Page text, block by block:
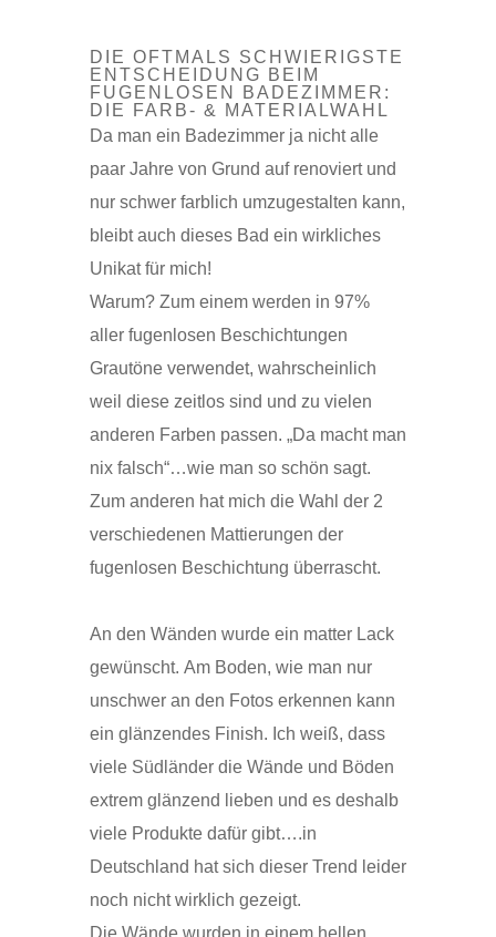
DIE OFTMALS SCHWIERIGSTE
ENTSCHEIDUNG BEIM
FUGENLOSEN BADEZIMMER:
DIE FARB- & MATERIALWAHL
Da man ein Badezimmer ja nicht alle
paar Jahre von Grund auf renoviert und
nur schwer farblich umzugestalten kann,
bleibt auch dieses Bad ein wirkliches
Unikat für mich!
Warum? Zum einem werden in 97%
aller fugenlosen Beschichtungen
Grautöne verwendet, wahrscheinlich
weil diese zeitlos sind und zu vielen
anderen Farben passen. „Da macht man
nix falsch“…wie man so schön sagt.
Zum anderen hat mich die Wahl der 2
verschiedenen Mattierungen der
fugenlosen Beschichtung überrascht.
An den Wänden wurde ein matter Lack
gewünscht. Am Boden, wie man nur
unschwer an den Fotos erkennen kann
ein glänzendes Finish. Ich weiß, dass
viele Südländer die Wände und Böden
extrem glänzend lieben und es deshalb
viele Produkte dafür gibt….in
Deutschland hat sich dieser Trend leider
noch nicht wirklich gezeigt.
Die Wände wurden in einem hellen